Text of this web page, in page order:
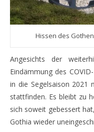
Hissen des
Angesichts der
Eindämmung des
in die Segelsaison 2021
stattfinden. Es bleibt zu
sich soweit gebessert
Gothia wieder